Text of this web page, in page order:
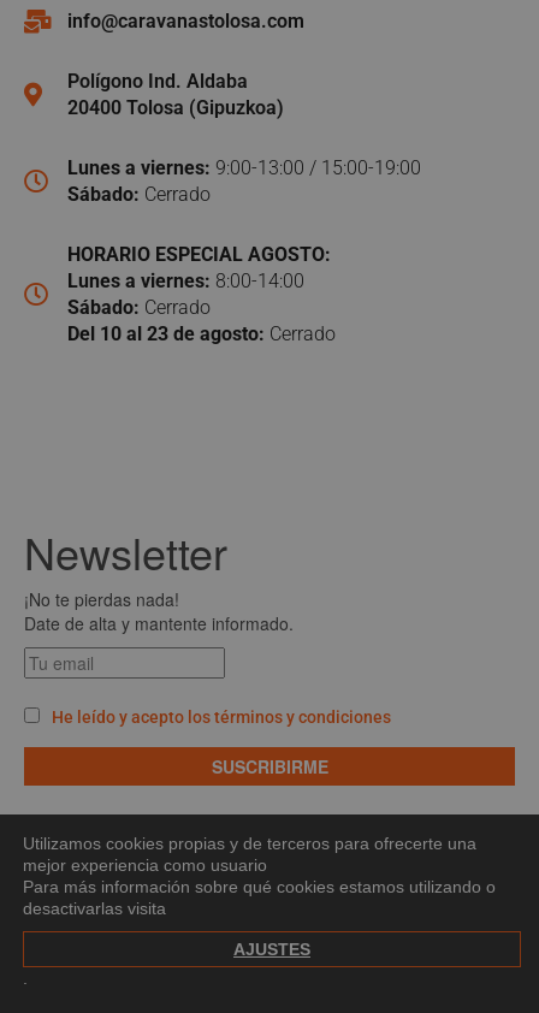
info@caravanastolosa.com
Polígono Ind. Aldaba
20400 Tolosa (Gipuzkoa)
Lunes a viernes: 9:00-13:00 / 15:00-19:00
Sábado: Cerrado
HORARIO ESPECIAL AGOSTO:
Lunes a viernes: 8:00-14:00
Sábado: Cerrado
Del 10 al 23 de agosto: Cerrado
Newsletter
¡No te pierdas nada!
Date de alta y mantente informado.
He leído y acepto los términos y condiciones
Aviso legal
Política de privacidad
Política de Cookies
Utilizamos cookies propias y de terceros para ofrecerte una
mejor experiencia como usuario
Para más información sobre qué cookies estamos utilizando o
desactivarlas visita
AJUSTES